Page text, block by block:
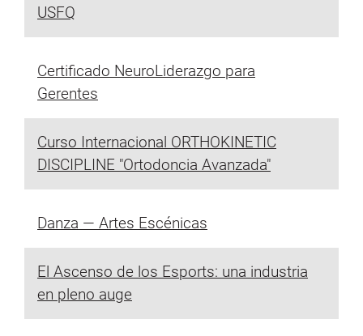
USFQ
Certificado NeuroLiderazgo para
Gerentes
Curso Internacional ORTHOKINETIC
DISCIPLINE "Ortodoncia Avanzada"
Danza — Artes Escénicas
El Ascenso de los Esports: una industria
en pleno auge